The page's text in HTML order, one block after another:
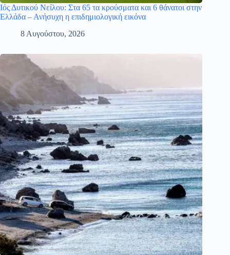
Ιός Δυτικού Νείλου: Στα 65 τα κρούσματα και 6 θάνατοι στην
Ελλάδα – Ανήσυχη η επιδημιολογική εικόνα
8 Αυγούστου, 2026